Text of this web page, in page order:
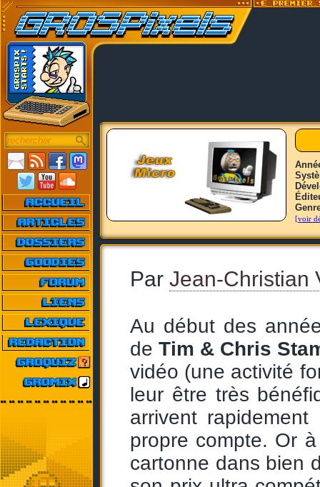
[voir
Par Jean-Christian
Au début des
deTim & Chris
vidéo (une activité
leur être très
arrivent
propre compte. Or
cartonne dans bien